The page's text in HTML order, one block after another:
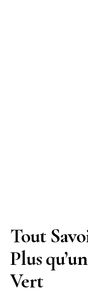
Tout
Plus
Vert